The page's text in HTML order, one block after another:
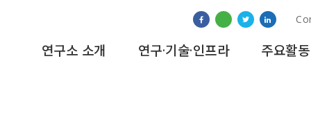
연구소 소개 연구·기술·인프라 주요활동